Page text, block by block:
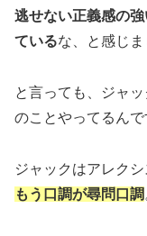
逃せない正義感の
ているな、と感じま
と言っても、ジャ
のことやってるん
ジャックはアレク
もう口調が尋問口調